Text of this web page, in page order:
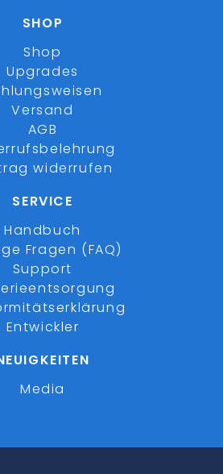
SHOP
Shop
Upgrades
Versand
AGB
widerrufen
SERVICE
Handbuch
Fragen (FAQ)
Support
Entwickler
Media